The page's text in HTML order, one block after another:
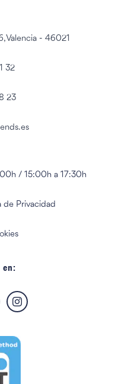
Valencia - 46021
32
23
/ 15:00h a 17:30h
de Privacidad
en: